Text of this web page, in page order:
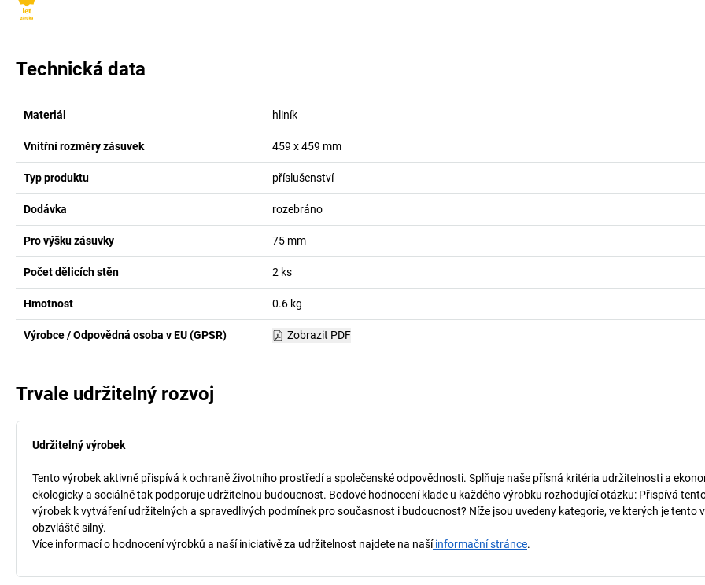
Technická data
Materiál hliník
Vnitřní rozměry zásuvek 459 x 459 mm
Typ produktu příslušenství
Dodávka rozebráno
Pro výšku zásuvky 75 mm
Počet dělicích stěn 2 ks
Hmotnost 0.6 kg
Výrobce / Odpovědná osoba v EU (GPSR) Zobrazit PDF
Trvale udržitelný rozvoj
Udržitelný výrobek
Tento výrobek aktivně přispívá k ochraně životního prostředí a společenské odpovědnosti. Splňuje naše přísná kritéria udržitelnosti a
ekologicky a sociálně tak podporuje udržitelnou budoucnost. Bodové hodnocení klade u každého výrobku rozhodující otázku: Přispívá
výrobek k vytváření udržitelných a spravedlivých podmínek pro současnost i budoucnost? Níže jsou uvedeny kategorie, ve kterých je tento
obzvláště silný.
Více informací o hodnocení výrobků a naší iniciativě za udržitelnost najdete na našíinformační stránce.